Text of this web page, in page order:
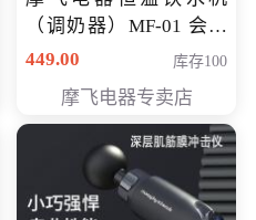
（调奶器）MF-01 会员
专享价366元
449.00 库存100
摩飞电器专卖店